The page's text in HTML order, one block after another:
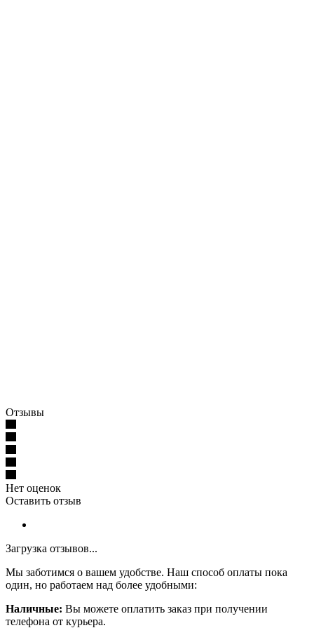
Отзывы
Нет оценок
Оставить отзыв
Загрузка отзывов...
Мы заботимся о вашем удобстве. Наш способ оплаты пока
один, но работаем над более удобными:
Наличные: Вы можете оплатить заказ при получении
телефона от курьера.